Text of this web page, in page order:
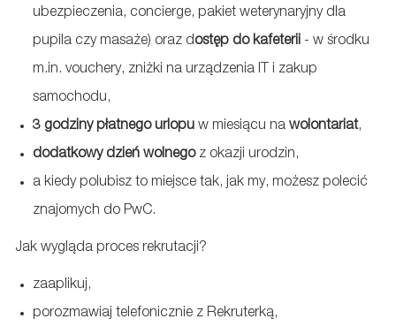
ubezpieczenia, concierge, pakiet weterynaryjny dla
pupila czy masaże) oraz dostęp do kafeterii- w środku
m.in. vouchery, zniżki na urządzenia IT i zakup
samochodu,
3 godziny płatnego urlopuw miesiącu na wolontariat,
dodatkowy dzień wolnegoz okazji urodzin,
a kiedy polubisz to miejsce tak, jak my, możesz polecić
znajomych do PwC.
Jak wygląda proces rekrutacji?
zaaplikuj,
porozmawiaj telefonicznie z Rekruterką,